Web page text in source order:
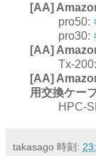
[AA]
pro50:
pro30:
[AA]
Tx-200:
[AA]
用交換ケー
HPC-
takasago 時刻: